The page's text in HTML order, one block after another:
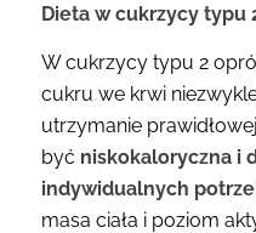
Dieta w cukrzycy typu
W cukrzycy typu 2
cukru we krwi
utrzymanie
być niskokaloryczna i
indywidualnych
masa ciała i poziom